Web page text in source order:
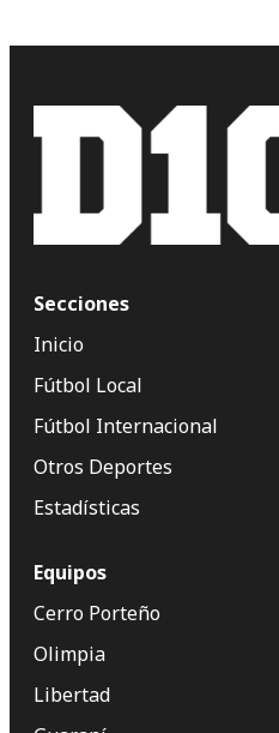
Secciones
Inicio
Fútbol Local
Fútbol Internacional
Otros Deportes
Estadísticas
Equipos
Cerro Porteño
Olimpia
Libertad